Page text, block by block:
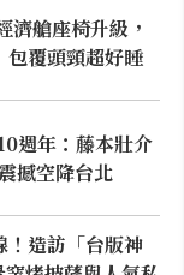
濟艙座椅升級，
覆頭頸超好睡
週年：藤本壯介
撼空降台北
！造訪「台版神